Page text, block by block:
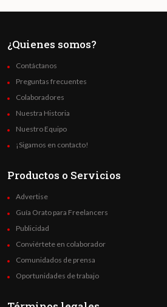
¿Quienes somos?
Contáctanos
Preguntas frecuentes
Colaboradores
Nuestra Historia
Nuestro Equipo
¡Sigamos en contacto!
Productos o Servicios
Advertise
Guía Orato para Freelancers
Publicidad
Conviértete en colaborador
Comunidados de prensa
Oportunidades de trabajo